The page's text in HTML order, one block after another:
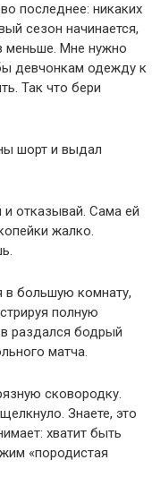
последнее: никаких
сезон начинается,
меньше. Мне нужно
девчонкам одежду к
Так что бери
шорт и выдал
и отказывай. Сама ей
жалко.
в большую комнату,
полную
раздался бодрый
матча.
сковородку.
Знаете, это
хватит быть
«породистая